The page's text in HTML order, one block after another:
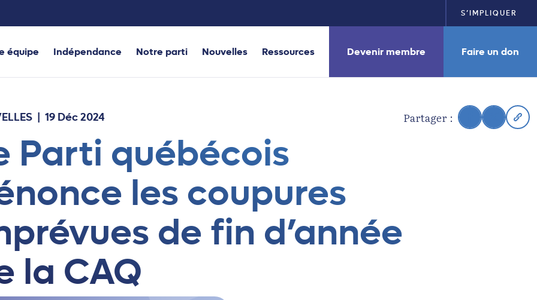
S’IMPLIQUER
équipe Indépendance Notre parti Nouvelles Ressources Devenir membre Faire un don
| 19 Déc 2024 Partager :
Parti québécois
les coupures
de fin d’année
la CAQ